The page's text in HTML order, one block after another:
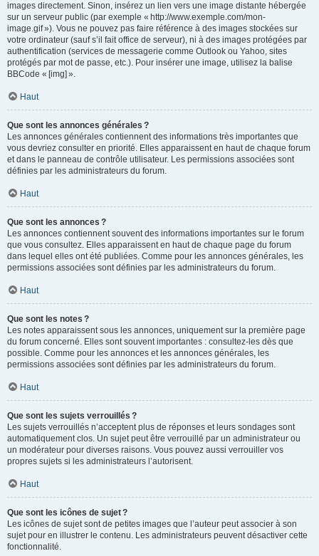
images directement. Sinon, insérez un lien vers une image distante hébergée
sur un serveur public (par exemple « http://www.exemple.com/mon-
image.gif »). Vous ne pouvez pas faire référence à des images stockées sur
votre ordinateur (sauf s’il fait office de serveur), ni à des images protégées par
authentification (services de messagerie comme Outlook ou Yahoo, sites
protégés par mot de passe, etc.). Pour insérer une image, utilisez la balise
BBCode « [img] ».
Haut
Que sont les annonces générales ?
Les annonces générales contiennent des informations très importantes que
vous devriez consulter en priorité. Elles apparaissent en haut de chaque forum
et dans le panneau de contrôle utilisateur. Les permissions associées sont
définies par les administrateurs du forum.
Haut
Que sont les annonces ?
Les annonces contiennent souvent des informations importantes sur le forum
que vous consultez. Elles apparaissent en haut de chaque page du forum
dans lequel elles ont été publiées. Comme pour les annonces générales, les
permissions associées sont définies par les administrateurs du forum.
Haut
Que sont les notes ?
Les notes apparaissent sous les annonces, uniquement sur la première page
du forum concerné. Elles sont souvent importantes : consultez-les dès que
possible. Comme pour les annonces et les annonces générales, les
permissions associées sont définies par les administrateurs du forum.
Haut
Que sont les sujets verrouillés ?
Les sujets verrouillés n’acceptent plus de réponses et leurs sondages sont
automatiquement clos. Un sujet peut être verrouillé par un administrateur ou
un modérateur pour diverses raisons. Vous pouvez aussi verrouiller vos
propres sujets si les administrateurs l’autorisent.
Haut
Que sont les icônes de sujet ?
Les icônes de sujet sont de petites images que l’auteur peut associer à son
sujet pour en illustrer le contenu. Les administrateurs peuvent désactiver cette
fonctionnalité.